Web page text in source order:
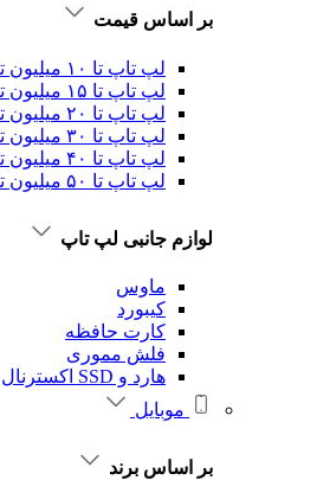
بر اساس قیمت
لپ تاپ تا ۱۰ میلیون تومان
لپ تاپ تا ۱۵ میلیون تومان
لپ تاپ تا ۲۰ میلیون تومان
لپ تاپ تا ۳۰ میلیون تومان
لپ تاپ تا ۴۰ میلیون تومان
لپ تاپ تا ۵۰ میلیون تومان
لوازم جانبی لپ تاپ
ماوس
کیبورد
کارت حافظه
فلش مموری
هارد و SSD اکسترنال
موبایل
بر اساس برند